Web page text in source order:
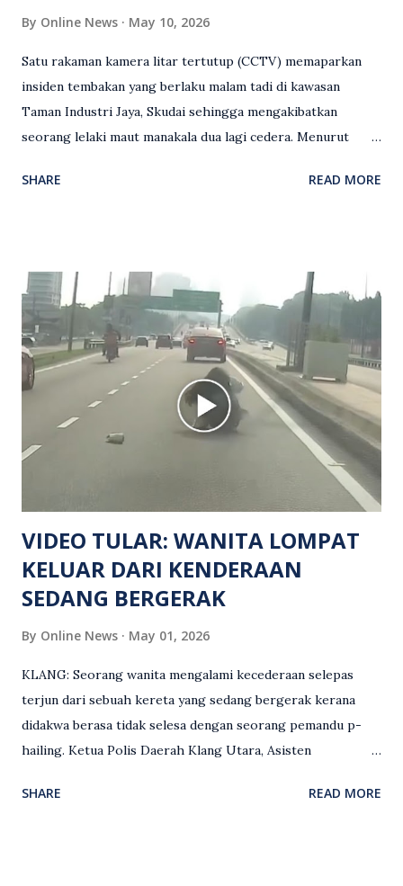
By Online News May 10, 2026
Satu rakaman kamera litar tertutup (CCTV) memaparkan
insiden tembakan yang berlaku malam tadi di kawasan
Taman Industri Jaya, Skudai sehingga mengakibatkan
seorang lelaki maut manakala dua lagi cedera. Menurut
kejadian berlaku sekitar jam 11 malam dan pihak polis
hiburan di kawasan berkenaan. Seorang mangsa disahkan
meninggal dunia di lokasi kejadian akibat terkena tembakan,
manakala seorang lagi mangsa mengalami kecederaan.
Turut dipercayai terdapat seorang lagi individu cedera
namun identitinya masih belum dikenal pasti selepas dibawa
keluar dari lokasi oleh kenalannya. Polis kini sedang giat
mengesan dua suspek yang masih bebas bagi membantu
siasatan lanjut. Kes disiasat mengikut Seksyen 302 Kanun
Keseksaan kerana membunuh. Orang ramai yang mempunyai
maklumat diminta t...
SHARE READ MORE
VIDEO TULAR: WANITA LOMPAT
KELUAR DARI KENDERAAN
SEDANG BERGERAK
By Online News May 01, 2026
KLANG: Seorang wanita mengalami kecederaan selepas
terjun dari sebuah kereta yang sedang bergerak kerana
didakwa berasa tidak selesa dengan seorang pemandu p-
hailing. Ketua Polis Daerah Klang Utara, Asisten
(2 Mei), berkata pemandu berusia 47 tahun itu telah
SHARE READ MORE